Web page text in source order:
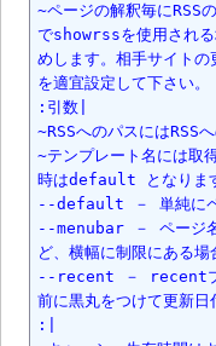
~ページの解釈毎にRSS
でshowrssを使用される
めします。相手サイトの
を適宜設定して下さい。
:引数|
~RSSへのパスにはRSS
~テンプレート名には取
時はdefault となりま
--default － 単純にペ
--menubar － ページ名
ど、横幅に制限にある場
--recent － recentプ
前に黒丸をつけて更新日
:|